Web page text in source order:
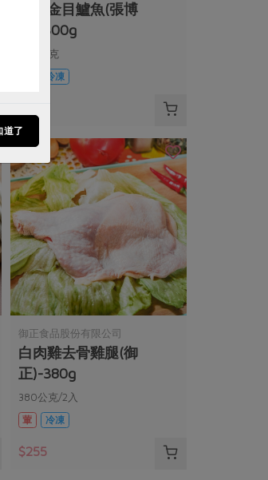
海水金目鱸魚(張博
仁)-300g
300公克
冷凍
御正食品股份有限公司
白肉雞去骨雞腿(御
正)-380g
380公克/2入
葷
冷凍
$255
道了